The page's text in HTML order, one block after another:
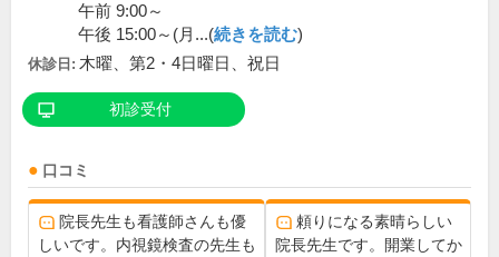
午前 9:00～
午後 15:00～(月...(続きを読む)
休診日: 木曜、第2・4日曜日、祝日
初診受付
口コミ
院長先生も看護師さんも優
しいです。内視鏡検査の先生も
頼りになる素晴らしい
院長先生です。開業してか